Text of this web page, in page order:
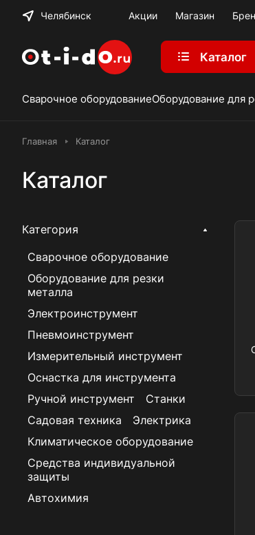
Челябинск Акции Магазин
Каталог
Сварочное оборудованиеОборудование для
Главная Каталог
Каталог
Категория
Сварочное оборудование
Оборудование для резки
металла
Электроинструмент
Пневмоинструмент
Измерительный инструмент
Оснастка для инструмента
Ручной инструмент
Станки
Садовая техника
Электрика
Климатическое оборудование
Средства индивидуальной
защиты
Автохимия